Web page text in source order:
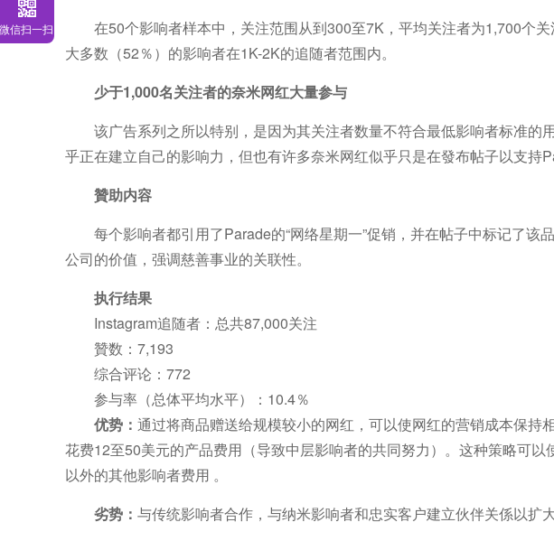
在50个影响者样本中，关注范围从到300至7K，平均关注者为1,700个
大多数（52％）的影响者在1K-2K的追随者范围内。
少于1,000名关注者的奈米网红大量参与
该广告系列之所以特别，是因为其关注者数量不符合最低影响者标准
乎正在建立自己的影响力，但也有许多奈米网红似乎只是在發布帖子以支持
贊助内容
每个影响者都引用了Parade的“网络星期一”促销，并在帖子中标记了
公司的价值，强调慈善事业的关联性。
执行结果
Instagram追随者： 总共87,000关注
贊数：7,193
综合评论： 772
参与率（总体平均水平）：10.4％
优势： 通过将商品赠送给规模较小的网红，可以使网红的营销成本保持
花费12至50美元的产品费用（导致中层影响者的共同努力）。这种策略可
以外的其他影响者费用 。
劣势： 与传统影响者合作，与纳米影响者和忠实客户建立伙伴关係以扩
微信扫一扫